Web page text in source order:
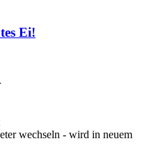
Ei!
wechseln - wird in neuem